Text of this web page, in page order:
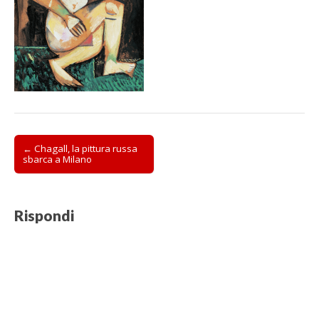
Post
navigation
← Chagall, la pittura russa
sbarca a Milano
Rispondi